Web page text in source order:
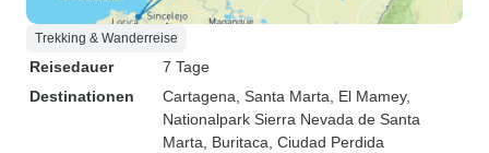
Trekking & Wanderreise
Reisedauer
7 Tage
Destinationen
Cartagena , Santa Marta , El Mamey,
Nationalpark Sierra Nevada de Santa
Marta , Buritaca , Ciudad Perdida